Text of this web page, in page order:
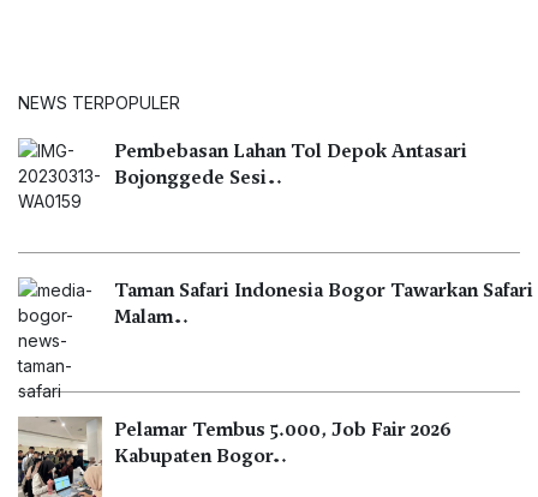
NEWS TERPOPULER
Pembebasan Lahan Tol Depok Antasari
Bojonggede Sesi…
Taman Safari Indonesia Bogor Tawarkan Safari
Malam…
Pelamar Tembus 5.000, Job Fair 2026
Kabupaten Bogor…